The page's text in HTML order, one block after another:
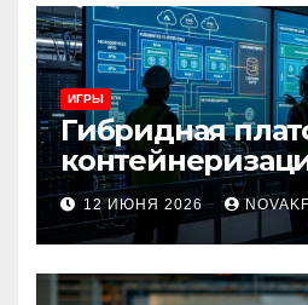
ИГРЫ
Гибридная
архитектура,
и сценарии
12 ИЮНЯ 2026